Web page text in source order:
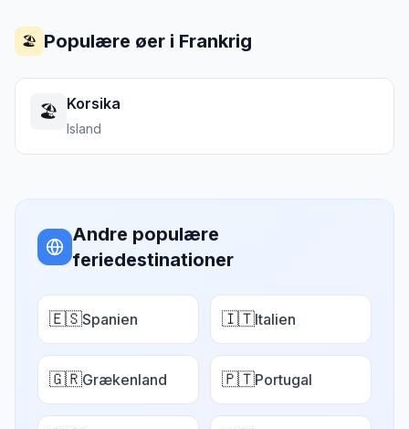
🏖️ Populære øer i Frankrig
🏖️ Korsika
Island
Andre populære
feriedestinationer
🇪🇸Spanien 🇮🇹Italien
🇬🇷Grækenland 🇵🇹Portugal